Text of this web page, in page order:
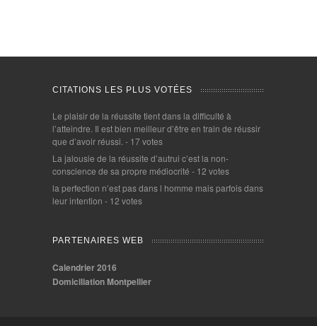
CITATIONS LES PLUS VOTÉES
Le plaisir de la réussite tient dans la difficulté à
l’atteindre. Il est bien meilleur d’être en train de réussir
que d’avoir réussi. - 17 votes
La jalousie de la réussite d’autrui c’est la non-
conscience de sa propre médiocrité - 12 votes
la perfection n’est pas dans l homme mais parfois dans
leur intention - 12 votes
PARTENAIRES WEB
Calendrier 2016
Domiciliation Montpellier